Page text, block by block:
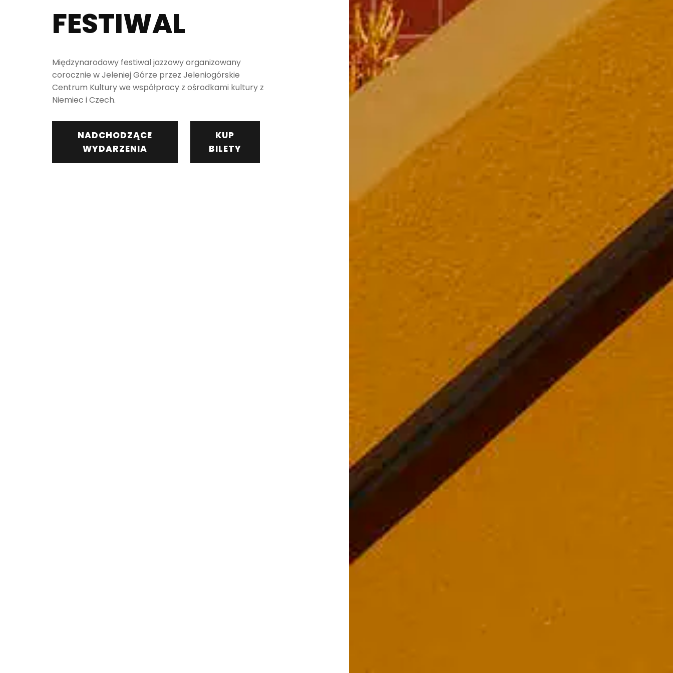
FESTIWAL
Międzynarodowy festiwal jazzowy organizowany
corocznie w Jeleniej Górze przez Jeleniogórskie
Centrum Kultury we współpracy z ośrodkami kultury z
Niemiec i Czech.
NADCHODZĄCE
WYDARZENIA
KUP
BILETY